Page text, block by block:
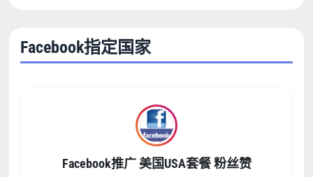
Facebook指定国家
Facebook推广 美国USA套餐 粉丝赞